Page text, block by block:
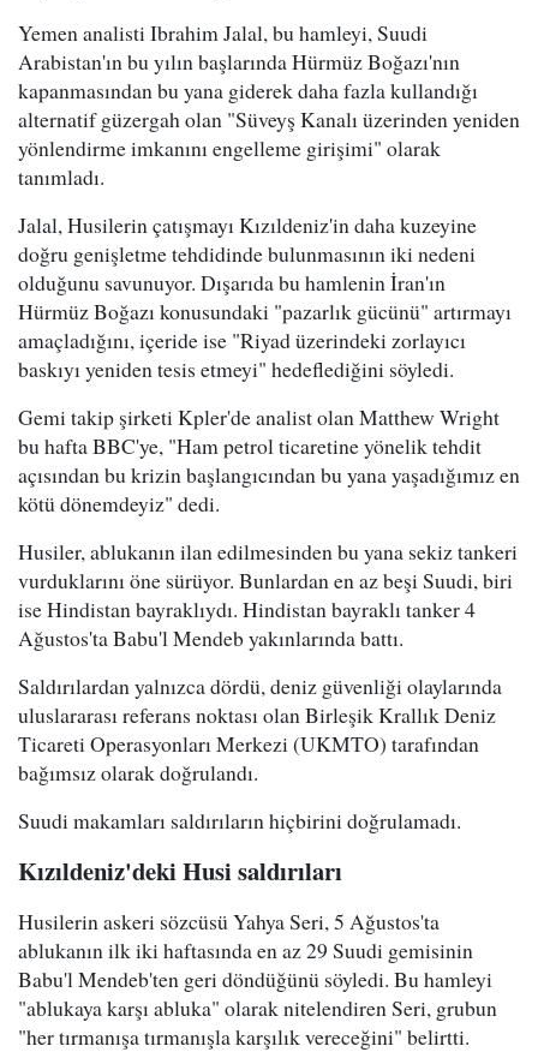
Yemen analisti Ibrahim Jalal, bu hamleyi, Suudi
Arabistan'ın bu yılın başlarında Hürmüz Boğazı'nın
kapanmasından bu yana giderek daha fazla kullandığı
alternatif güzergah olan "Süveyş Kanalı üzerinden yeniden
yönlendirme imkanını engelleme girişimi" olarak
tanımladı.
Jalal, Husilerin çatışmayı Kızıldeniz'in daha kuzeyine
doğru genişletme tehdidinde bulunmasının iki nedeni
olduğunu savunuyor. Dışarıda bu hamlenin İran'ın
Hürmüz Boğazı konusundaki "pazarlık gücünü" artırmayı
amaçladığını, içeride ise "Riyad üzerindeki zorlayıcı
baskıyı yeniden tesis etmeyi" hedeflediğini söyledi.
Gemi takip şirketi Kpler'de analist olan Matthew Wright
bu hafta BBC'ye, "Ham petrol ticaretine yönelik tehdit
açısından bu krizin başlangıcından bu yana yaşadığımız en
kötü dönemdeyiz" dedi.
Husiler, ablukanın ilan edilmesinden bu yana sekiz tankeri
vurduklarını öne sürüyor. Bunlardan en az beşi Suudi, biri
ise Hindistan bayraklıydı. Hindistan bayraklı tanker 4
Ağustos'ta Babu'l Mendeb yakınlarında battı.
Saldırılardan yalnızca dördü, deniz güvenliği olaylarında
uluslararası referans noktası olan Birleşik Krallık Deniz
Ticareti Operasyonları Merkezi (UKMTO) tarafından
bağımsız olarak doğrulandı.
Suudi makamları saldırıların hiçbirini doğrulamadı.
Kızıldeniz'deki Husi saldırıları
Husilerin askeri sözcüsü Yahya Seri, 5 Ağustos'ta
ablukanın ilk iki haftasında en az 29 Suudi gemisinin
Babu'l Mendeb'ten geri döndüğünü söyledi. Bu hamleyi
"ablukaya karşı abluka" olarak nitelendiren Seri, grubun
"her tırmanışa tırmanışla karşılık vereceğini" belirtti.